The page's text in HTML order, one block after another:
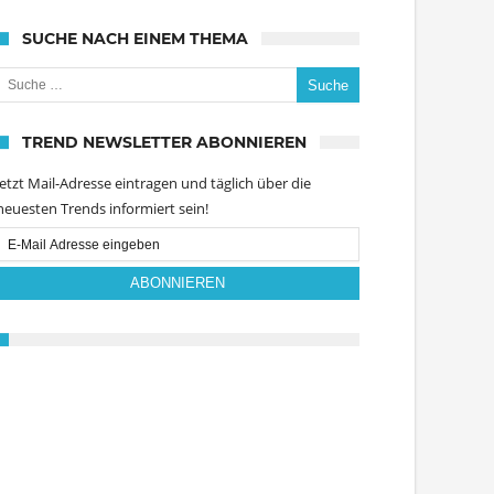
SUCHE NACH EINEM THEMA
nach:
TREND NEWSLETTER ABONNIEREN
Mail-Adresse eintragen und täglich über die
Trends informiert sein!
ABONNIEREN